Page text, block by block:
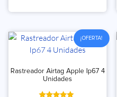
¡OFERTA!
Rastreador Airtag Apple Ip67 4
Unidades